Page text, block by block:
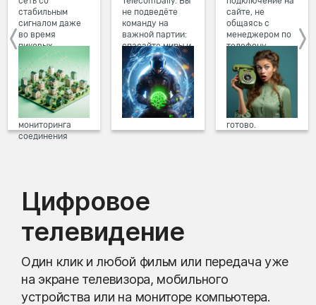
стабильным
сигналом даже
во время
пиковых
нагрузок в
вечернее время.
Мы постоянно
обновляем наше
оборудование в
домах, а система
мониторинга
соединения
не подведёте
команду на
важной партии:
спасайте миры и
побеждайте с
друзьями в
онлайн-играх.
сайте, не
общаясь с
менеджером по
телефону.
Просто в три
клика заполните
форму заявки на
сайте, выберите
дату и время
подключения,
готово.
Цифровое
телевидение
Один клик и любой фильм или передача уже
на экране телевизора, мобильного
устройства или на мониторе компьютера.